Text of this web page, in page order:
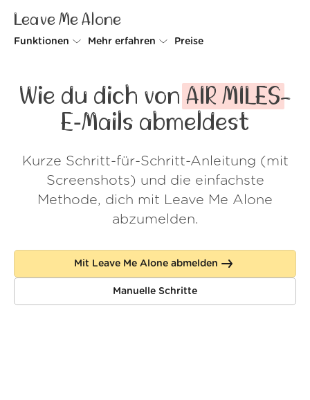
Leave Me Alone
Funktionen
Spam Blocker
Mehr erfahren
Kundenstimmen
FAQ
Preise
Wie du dich von AIR MILES-
E‑Mails abmeldest
Kurze Schritt-für-Schritt-Anleitung (mit
Screenshots) und die einfachste
Methode, dich mit Leave Me Alone
abzumelden.
Mit Leave Me Alone abmelden
Manuelle Schritte